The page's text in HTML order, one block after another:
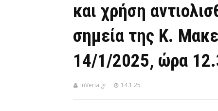
και χρήση
σημεία της Κ.
14/1/2025, ώρα
InVeria.gr 14.1.25